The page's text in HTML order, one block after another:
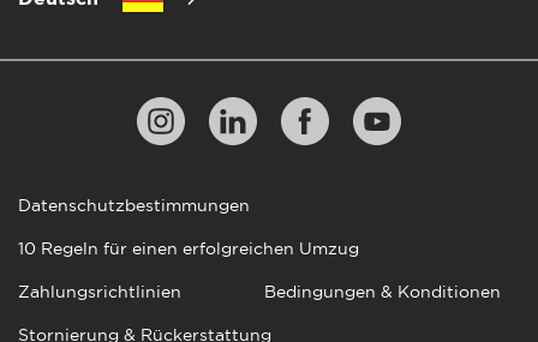
Datenschutzbestimmungen
10 Regeln für einen erfolgreichen Umzug
Zahlungsrichtlinien Bedingungen & Konditionen
Stornierung & Rückerstattung